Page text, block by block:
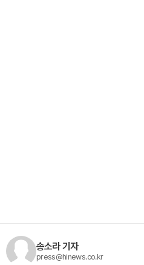
송소라 기자
press@hinews.co.kr